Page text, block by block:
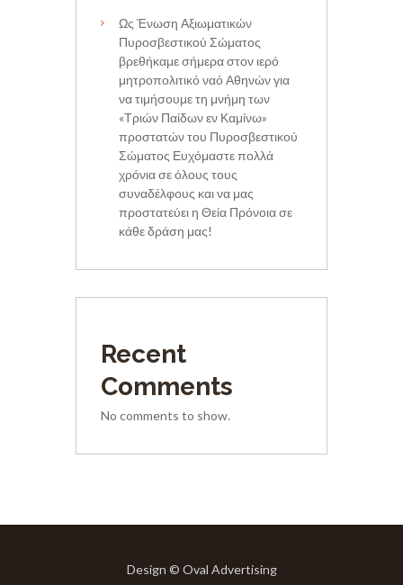
Ως Ένωση Αξιωματικών
Πυροσβεστικού Σώματος
βρεθήκαμε σήμερα στον ιερό
μητροπολιτικό ναό Αθηνών για
να τιμήσουμε τη μνήμη των
«Τριών Παίδων εν Καμίνω»
προστατών του Πυροσβεστικού
Σώματος Ευχόμαστε πολλά
χρόνια σε όλους τους
συναδέλφους και να μας
προστατεύει η Θεία Πρόνοια σε
κάθε δράση μας!
Recent
Comments
No comments to show.
Design © Oval Advertising